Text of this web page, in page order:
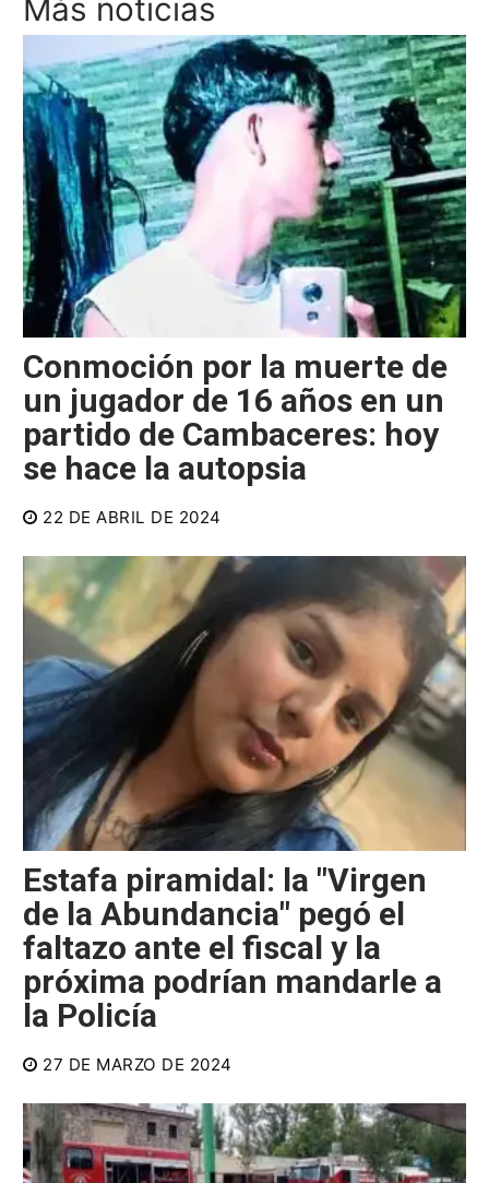
Más noticias
Conmoción por la muerte de
un jugador de 16 años en un
partido de Cambaceres: hoy
se hace la autopsia
22 DE ABRIL DE 2024
Estafa piramidal: la "Virgen
de la Abundancia" pegó el
faltazo ante el fiscal y la
próxima podrían mandarle a
la Policía
27 DE MARZO DE 2024